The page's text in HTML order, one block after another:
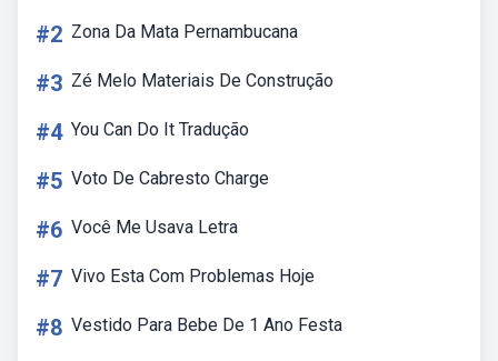
#2 Zona Da Mata Pernambucana
#3 Zé Melo Materiais De Construção
#4 You Can Do It Tradução
#5 Voto De Cabresto Charge
#6 Você Me Usava Letra
#7 Vivo Esta Com Problemas Hoje
#8 Vestido Para Bebe De 1 Ano Festa